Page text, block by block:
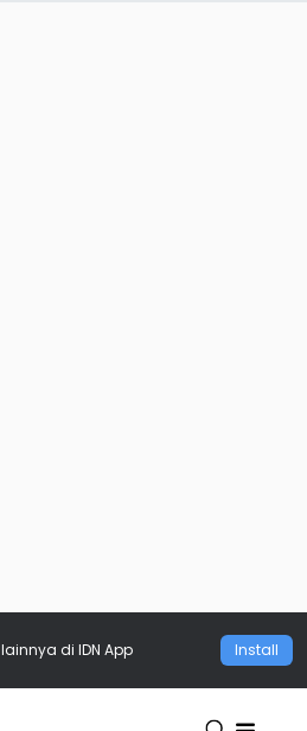
lainnya di IDN App Install